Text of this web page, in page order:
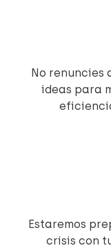
No renuncies
ideas para
Estaremos
crisis con